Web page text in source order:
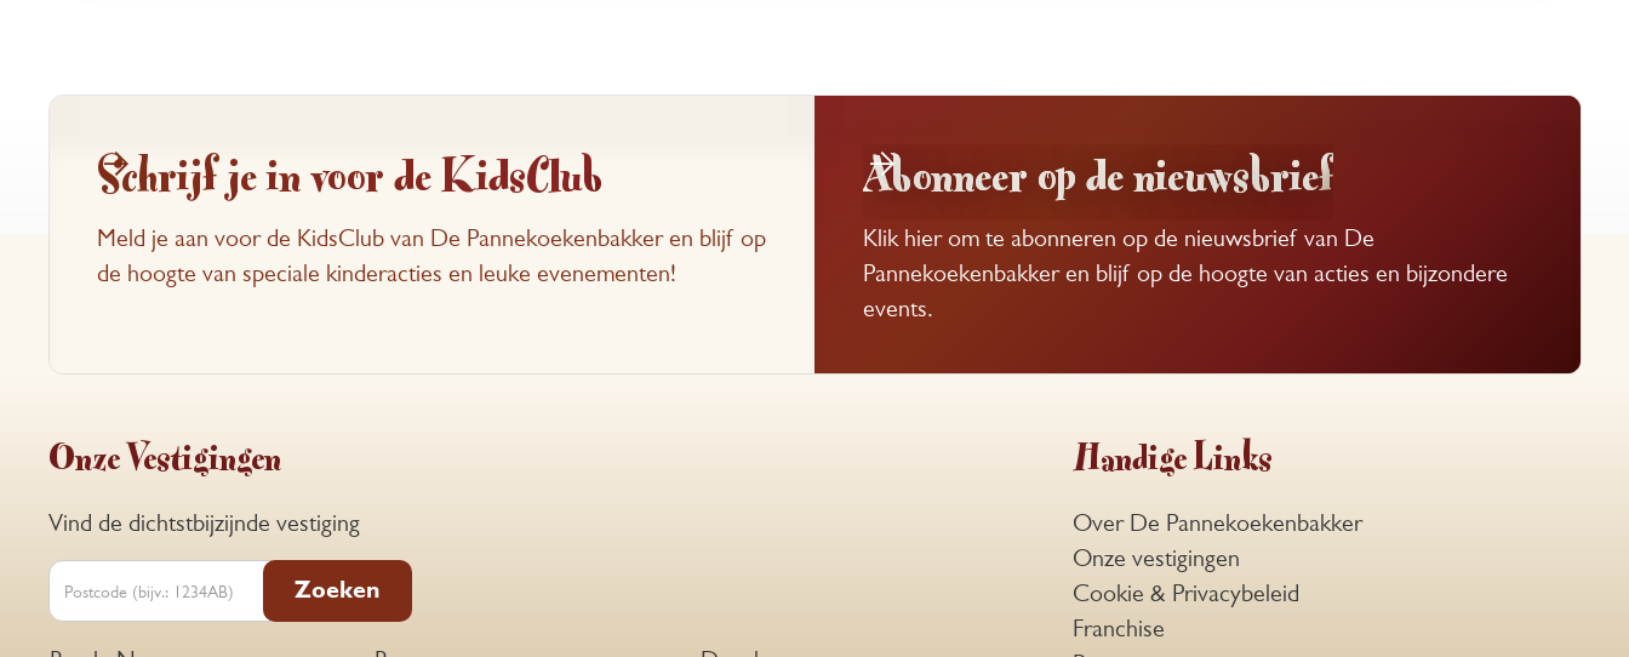
Schrijf je in voor de KidsClub
Meld je aan voor de KidsClub van De Pannekoekenbakker en blijf op
de hoogte van speciale kinderacties en leuke evenementen!
Abonneer op de nieuwsbrief
Klik hier om te abonneren op de nieuwsbrief van De
Pannekoekenbakker en blijf op de hoogte van acties en bijzondere
events.
Onze Vestigingen
Vind de dichtstbijzijnde vestiging
Zoeken
Handige Links
Over De Pannekoekenbakker
Onze vestigingen
Cookie & Privacybeleid
Franchise